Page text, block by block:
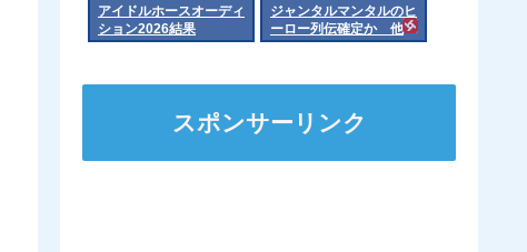
アイドルホースオーディ
ション2026結果
ジャンタルマンタルのヒ
ーロー列伝確定か 他
スポンサーリンク